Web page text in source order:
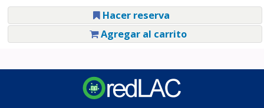
Hacer reserva
Agregar al carrito